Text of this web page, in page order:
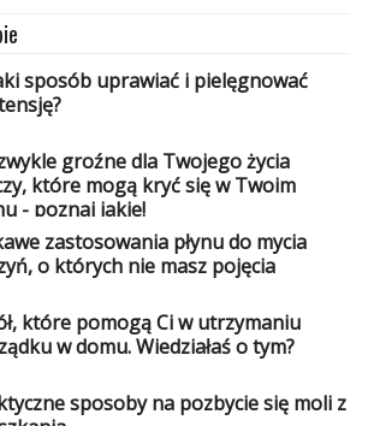
sposób uprawiać i pielęgnować
groźne dla Twojego życia
które mogą kryć się w Twoim
- poznaj jakie!
zastosowania płynu do mycia
o których nie masz pojęcia
które pomogą Ci w utrzymaniu
w domu. Wiedziałaś o tym?
sposoby na pozbycie się moli z